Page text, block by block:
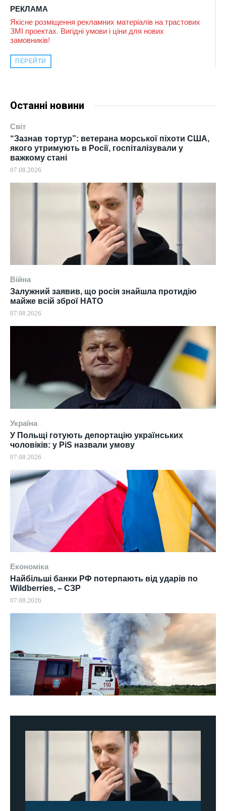
РЕКЛАМА
Якісне розміщення рекламних матеріалів на трастових
ЗМІ проектах. Вигідні умови і ціни для нових
замовників!
ПЕРЕЙТИ
Останні новини
Світ
“Зазнав тортур”: ветерана морської піхоти США,
якого утримують в Росії, госпіталізували у
важкому стані
07.08.2026
Війна
Залужний заявив, що росія знайшла протидію
майже всій зброї НАТО
07.08.2026
Україна
У Польщі готують депортацію українських
чоловіків: у PiS назвали умову
07.08.2026
Економіка
Найбільші банки РФ потерпають від ударів по
Wildberries, – СЗР
07.08.2026